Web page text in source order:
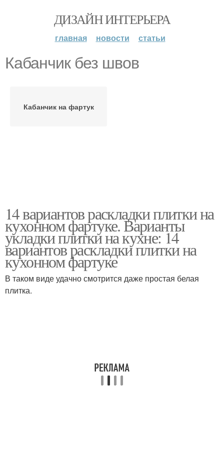
ДИЗАЙН ИНТЕРЬЕРА
главная новости статьи
Кабанчик без швов
Кабанчик на фартук
14 вариантов раскладки плитки на
кухонном фартуке. Варианты
укладки плитки на кухне: 14
вариантов раскладки плитки на
кухонном фартуке
В таком виде удачно смотрится даже простая белая
плитка.